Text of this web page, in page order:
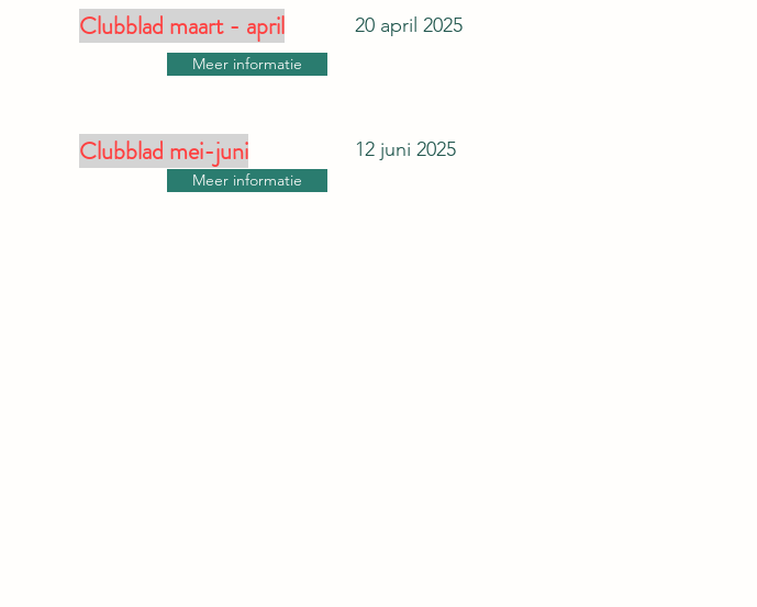
Clubblad maart - april 20 april 2025
Meer informatie
Clubblad mei-juni 12 juni 2025
Meer informatie